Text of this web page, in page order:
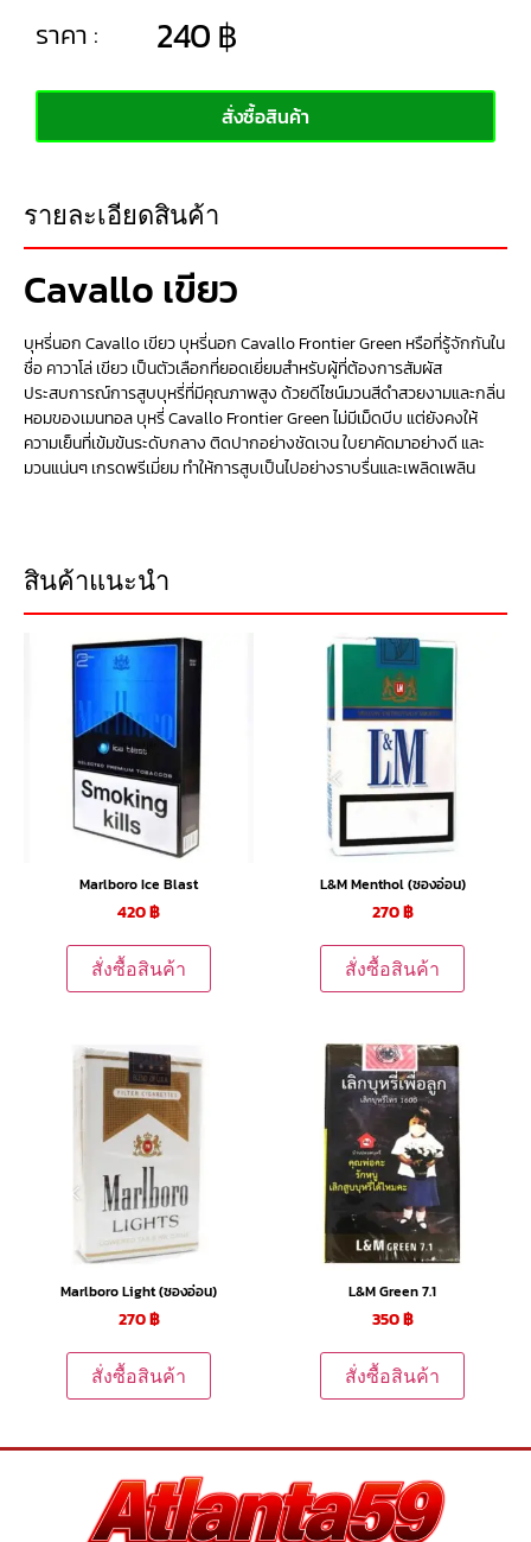
ราคา : 240฿
สั่งซื้อสินค้า
รายละเอียดสินค้า
Cavallo เขียว
บุหรี่นอก Cavallo เขียว บุหรี่นอก Cavallo Frontier Green หรือที่รู้จักกันใน
ชื่อ คาวาโล่ เขียว เป็นตัวเลือกที่ยอดเยี่ยมสำหรับผู้ที่ต้องการสัมผัส
ประสบการณ์การสูบบุหรี่ที่มีคุณภาพสูง ด้วยดีไซน์มวนสีดำสวยงามและกลิ่น
หอมของเมนทอล บุหรี่ Cavallo Frontier Green ไม่มีเม็ดบีบ แต่ยังคงให้
ความเย็นที่เข้มข้นระดับกลาง ติดปากอย่างชัดเจน ใบยาคัดมาอย่างดี และ
มวนแน่นๆ เกรดพรีเมี่ยม ทำให้การสูบเป็นไปอย่างราบรื่นและเพลิดเพลิน
สินค้าแนะนำ
Marlboro Ice Blast
420฿
สั่งซื้อสินค้า
L&M Menthol (ซองอ่อน)
270฿
สั่งซื้อสินค้า
Marlboro Light (ซองอ่อน)
270฿
สั่งซื้อสินค้า
L&M Green 7.1
350฿
สั่งซื้อสินค้า